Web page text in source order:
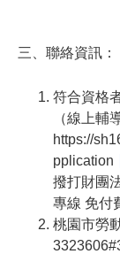
三、聯絡資訊：
符合資格
（線上輔
https://
pplication
撥打財團
專線 免付
桃園市勞